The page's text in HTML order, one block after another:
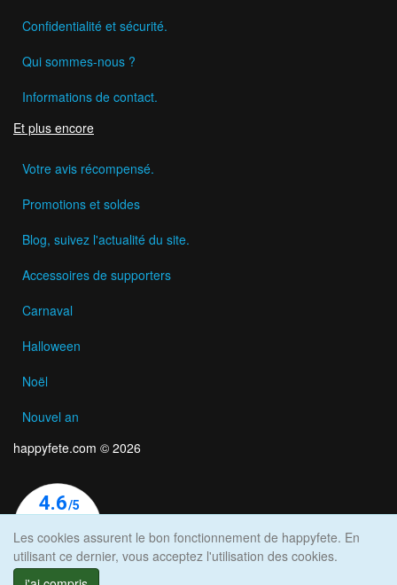
Confidentialité et sécurité.
Qui sommes-nous ?
Informations de contact.
Et plus encore
Votre avis récompensé.
Promotions et soldes
Blog, suivez l'actualité du site.
Accessoires de supporters
Carnaval
Halloween
Noël
Nouvel an
happyfete.com © 2026
Les cookies assurent le bon fonctionnement de happyfete. En
utilisant ce dernier, vous acceptez l'utilisation des cookies.